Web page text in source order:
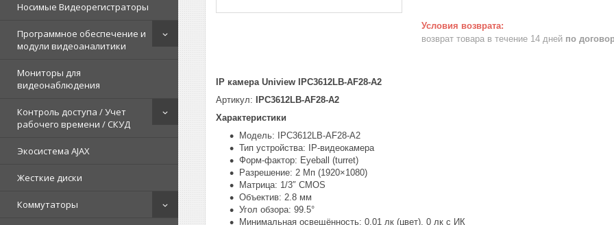
Носимые Видеорегистраторы
Программное обеспечение и
модули видеоаналитики
Мониторы для
видеонаблюдения
Контроль доступа / Учет
рабочего времени / СКУД
Экосистема AJAX
Жесткие диски
Коммутаторы
возврат товара в течение 14 дней по
IP камера Uniview IPC3612LB-AF28-A2
Артикул:
IPC3612LB-AF28-A2
Характеристики
Модель: IPC3612LB-AF28-A2
Тип устройства: IP-видеокамера
Форм-фактор: Eyeball (turret)
Разрешение: 2 Мп (1920×1080)
Матрица: 1/3″ CMOS
Объектив: 2.8 мм
Угол обзора: 99.5°
Минимальная освещённость: 0.01 лк (цвет), 0 лк с ИК